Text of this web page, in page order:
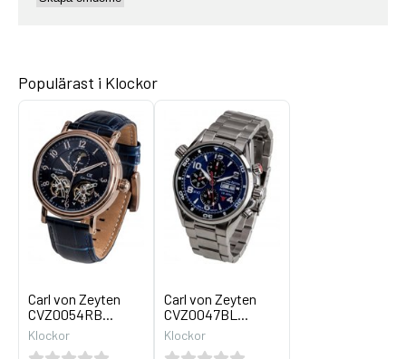
Populärast i Klockor
Carl von Zeyten
CVZ0054RB...
Klockor
Carl von Zeyten
CVZ0047BL...
Klockor